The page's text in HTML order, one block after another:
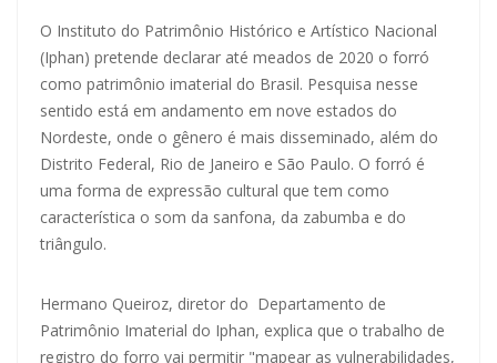
O Instituto do Patrimônio Histórico e Artístico Nacional
(Iphan) pretende declarar até meados de 2020 o forró
como patrimônio imaterial do Brasil. Pesquisa nesse
sentido está em andamento em nove estados do
Nordeste, onde o gênero é mais disseminado, além do
Distrito Federal, Rio de Janeiro e São Paulo. O forró é
uma forma de expressão cultural que tem como
característica o som da sanfona, da zabumba e do
triângulo.
Hermano Queiroz, diretor do Departamento de
Patrimônio Imaterial do Iphan, explica que o trabalho de
registro do forro vai permitir "mapear as vulnerabilidades,